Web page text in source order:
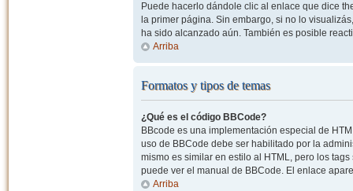
Puede hacerlo dándole clic al enlace que dice
la primer página. Sin embargo, si no lo
ha sido alcanzado aún. También es posible
Arriba
Formatos y tipos de temas
¿Qué es el código BBCode?
BBcode es una implementación especial de
uso de BBCode debe ser habilitado por la
mismo es similar en estilo al HTML, pero los
puede ver el manual de BBCode. El enlace
Arriba